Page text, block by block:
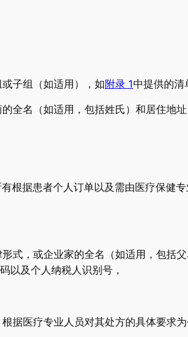
子组（如适用），如附录 1中提供的清
全名（如适用，包括姓氏）和居住地址
根据患者个人订单以及需由医疗保健
式，或企业家的全名（如适用，包括
以及个人纳税人识别号，
据医疗专业人员对其处方的具体要求